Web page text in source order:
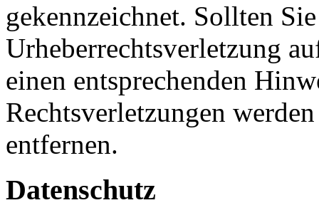
gekennzeichnet. Sollten
Urheberrechtsverletzung
einen entsprechenden
Rechtsverletzungen
entfernen.
Datenschutz